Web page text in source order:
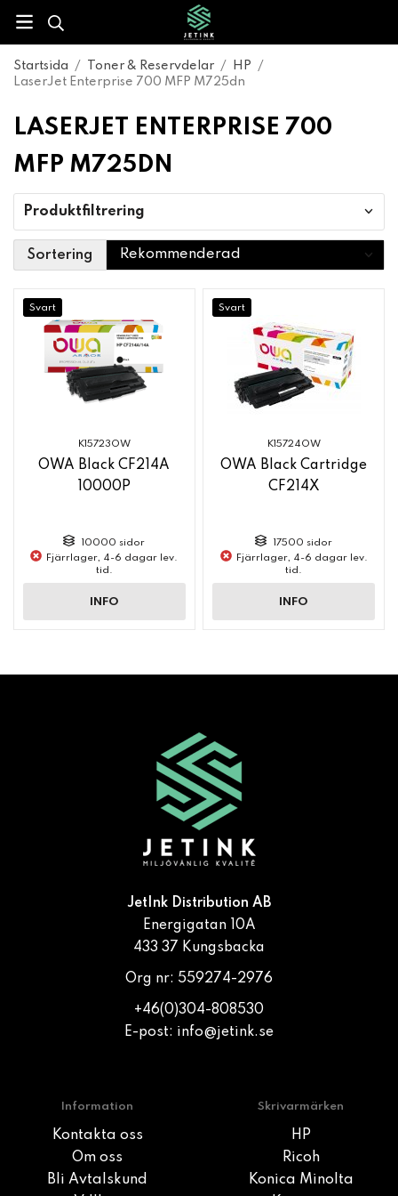
Startsida / Toner & Reservdelar / HP
/
LaserJet Enterprise 700 MFP M725dn
LASERJET ENTERPRISE 700
MFP M725DN
Produktfiltrering
Sortering
Svart
K15723OW
OWA Black CF214A
10000P
10000 sidor
Fjärrlager, 4-6 dagar lev.
tid.
INFO
Svart
K15724OW
OWA Black Cartridge
CF214X
17500 sidor
Fjärrlager, 4-6 dagar lev.
tid.
INFO
JetInk Distribution AB
Energigatan 10A
433 37 Kungsbacka
Org nr: 559274-2976
+46(0)304-808530
E-post: info@jetink.se
Information
Kontakta oss
Om oss
Bli Avtalskund
Skrivarmärken
HP
Ricoh
Konica Minolta